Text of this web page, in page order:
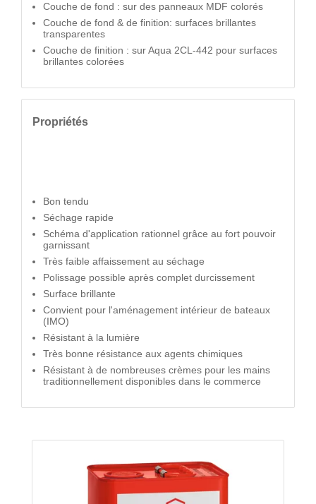
Couche de fond : sur des panneaux MDF colorés
Couche de fond & de finition: surfaces brillantes
transparentes
Couche de finition : sur Aqua 2CL-442 pour surfaces
brillantes colorées
Propriétés
Bon tendu
Séchage rapide
Schéma d'application rationnel grâce au fort pouvoir
garnissant
Très faible affaissement au séchage
Polissage possible après complet durcissement
Surface brillante
Convient pour l'aménagement intérieur de bateaux
(IMO)
Résistant à la lumière
Très bonne résistance aux agents chimiques
Résistant à de nombreuses crèmes pour les mains
traditionnellement disponibles dans le commerce